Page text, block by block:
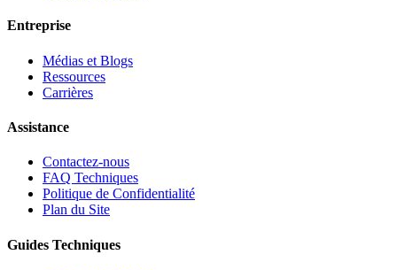
Entreprise
Médias et Blogs
Ressources
Carrières
Assistance
Contactez-nous
FAQ Techniques
Politique de Confidentialité
Plan du Site
Guides Techniques